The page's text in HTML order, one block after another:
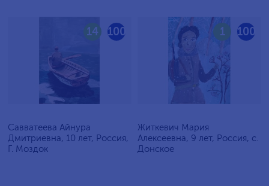
100
14
Савватеева Айнура
Дмитриевна, 10 лет, Россия,
Г. Моздок
100
1
Житкевич Мария
Алексеевна, 9 лет, Россия, c.
Донское